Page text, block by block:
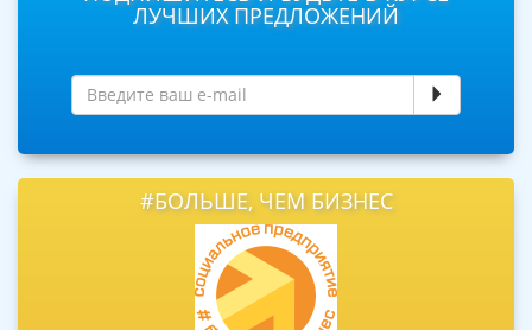
ЛУЧШИХ ПРЕДЛОЖЕНИЙ
#БОЛЬШЕ, ЧЕМ БИЗНЕС